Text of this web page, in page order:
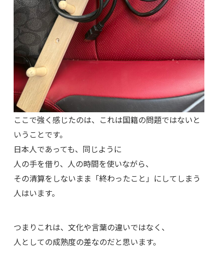
ここで強く感じたのは、これは国籍の問題ではないと
いうことです。
日本人であっても、同じように
人の手を借り、人の時間を使いながら、
その清算をしないまま「終わったこと」にしてしまう
人はいます。
つまりこれは、文化や言葉の違いではなく、
人としての成熟度の差なのだと思います。